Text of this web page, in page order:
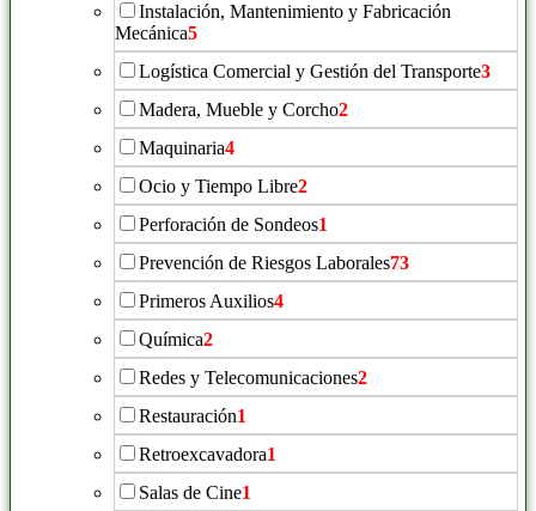
Instalación, Mantenimiento y Fabricación
Mecánica5
Logística Comercial y Gestión del Transporte3
Madera, Mueble y Corcho2
Maquinaria4
Ocio y Tiempo Libre2
Perforación de Sondeos1
Prevención de Riesgos Laborales73
Primeros Auxilios4
Química2
Redes y Telecomunicaciones2
Restauración1
Retroexcavadora1
Salas de Cine1